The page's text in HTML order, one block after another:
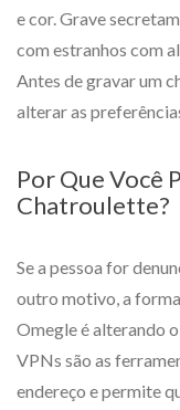
e cor. Grave
com estranhos com
Antes de gravar um
alterar as
Por Que Você
Chatroulette?
Se a pessoa for
outro motivo, a
Omegle é alterando
VPNs são as
endereço e permite